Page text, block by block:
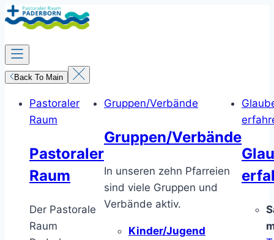
Zum
Inhalt
springen
Back To Main
Pastoraler
Raum
Pastoraler
Raum
Der Pastorale
Raum
Gruppen/Verbände
Gruppen/Verbände
In unseren zehn Pfarreien
sind viele Gruppen und
Verbände aktiv.
Kinder/Jugend